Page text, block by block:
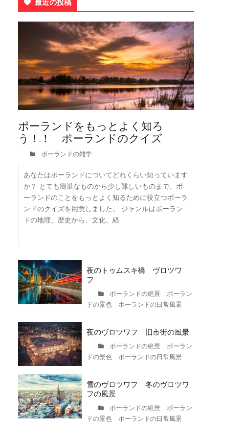
最近の投稿
ポーランドをもっとよく知ろ
う！！ ポーランドのクイズ
ポーランドの雑学
あなたはポーランドについてどれくらい知っています
か？ とても簡単なものから少し難しいものまで、ポ
ーランドのことをもっとよく知るために役立つポーラ
ンドのクイズを用意しました。 ジャンルはポーラン
ドの地理、歴史から、文化、経
夜のトゥムスキ橋 ヴロツワ
フ
ポーランドの絶景 ポーラン
ドの景色 ポーランドの日常風景
夜のヴロツワフ 旧市街の風景
ポーランドの絶景 ポーラン
ドの景色 ポーランドの日常風景
雪のヴロツワフ 冬のヴロツワ
フの風景
ポーランドの絶景 ポーラン
ドの景色 ポーランドの日常風景